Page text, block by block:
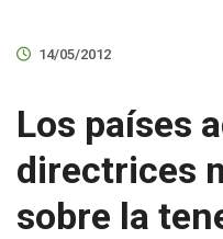
14/05/2012
Los países
directrices
sobre la